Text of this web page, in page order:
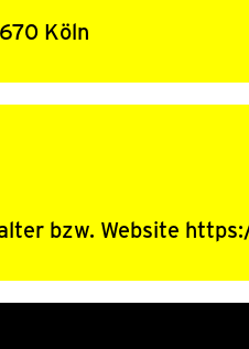
Köln
bzw. Website